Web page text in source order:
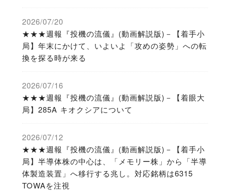
2026/07/20
★★★週報『投機の流儀』(動画解説版)－【着手小
局】年末にかけて、いよいよ「攻めの姿勢」への転
換を探る時が来る
2026/07/16
★★★週報『投機の流儀』(動画解説版)－【着眼大
局】285A キオクシアについて
2026/07/12
★★★週報『投機の流儀』(動画解説版)－【着手小
局】半導体株の中心は、「メモリー株」から「半導
体製造装置」へ移行する兆し。対応銘柄は6315
TOWAを注視